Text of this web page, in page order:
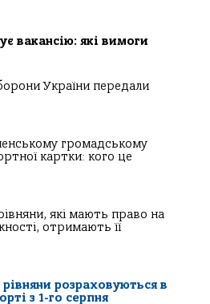
вакансію: які вимоги
України передали
громадському
картки: кого це
які мають право на
отримають її
розраховуються в
з 1-го серпня